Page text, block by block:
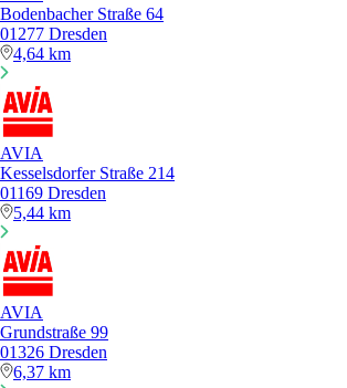
Bodenbacher Straße 64
01277 Dresden
4,64 km
AVIA
Kesselsdorfer Straße 214
01169 Dresden
5,44 km
AVIA
Grundstraße 99
01326 Dresden
6,37 km